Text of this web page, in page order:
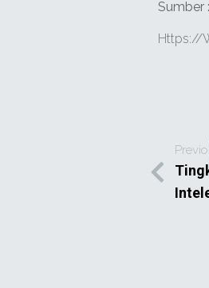
Sumber
Https://